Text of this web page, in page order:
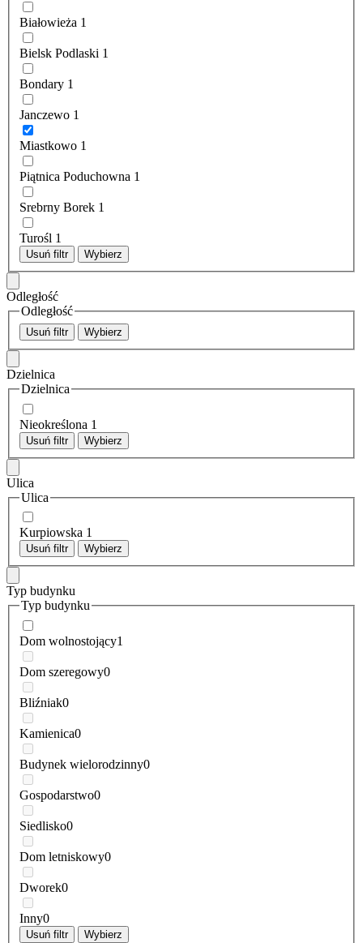
Białowieża 1
Bielsk Podlaski 1
Bondary 1
Janczewo 1
Miastkowo 1
Piątnica Poduchowna 1
Srebrny Borek 1
Turośl 1
Usuń filtr Wybierz
Odległość
Odległość
Usuń filtr Wybierz
Dzielnica
Dzielnica
Nieokreślona 1
Usuń filtr Wybierz
Ulica
Ulica
Kurpiowska 1
Usuń filtr Wybierz
Typ budynku
Typ budynku
Dom wolnostojący1
Dom szeregowy0
Bliźniak0
Kamienica0
Budynek wielorodzinny0
Gospodarstwo0
Siedlisko0
Dom letniskowy0
Dworek0
Inny0
Usuń filtr Wybierz